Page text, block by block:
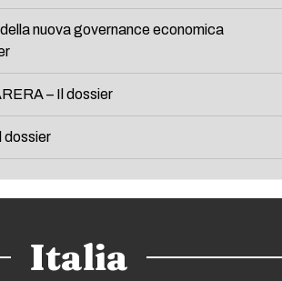
nuova governance economica
– Il dossier
dossier
Italia